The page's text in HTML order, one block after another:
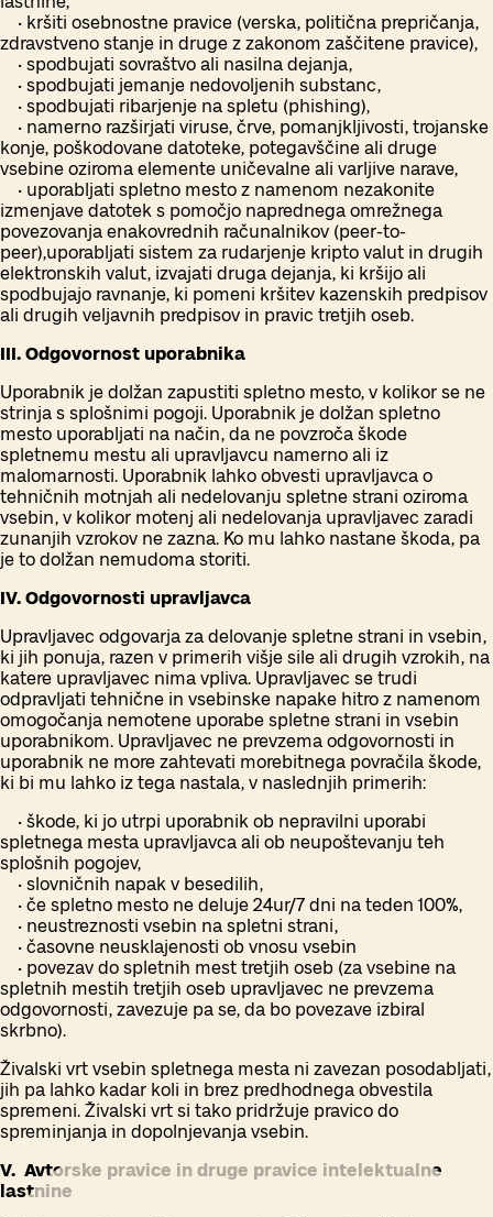
• kršiti osebnostne pravice (verska, politična prepričanja,
zdravstveno stanje in druge z zakonom zaščitene pravice),
• spodbujati sovraštvo ali nasilna dejanja,
• spodbujati jemanje nedovoljenih substanc,
• spodbujati ribarjenje na spletu (phishing),
• namerno razširjati viruse, črve, pomanjkljivosti, trojanske
konje, poškodovane datoteke, potegavščine ali druge
vsebine oziroma elemente uničevalne ali varljive narave,
• uporabljati spletno mesto z namenom nezakonite
izmenjave datotek s pomočjo naprednega omrežnega
povezovanja enakovrednih računalnikov (peer-to-
peer),uporabljati sistem za rudarjenje kripto valut in drugih
elektronskih valut, izvajati druga dejanja, ki kršijo ali
spodbujajo ravnanje, ki pomeni kršitev kazenskih predpisov
ali drugih veljavnih predpisov in pravic tretjih oseb.
III. Odgovornost uporabnika
Uporabnik je dolžan zapustiti spletno mesto, v kolikor se ne
strinja s splošnimi pogoji. Uporabnik je dolžan spletno
mesto uporabljati na način, da ne povzroča škode
spletnemu mestu ali upravljavcu namerno ali iz
malomarnosti. Uporabnik lahko obvesti upravljavca o
tehničnih motnjah ali nedelovanju spletne strani oziroma
vsebin, v kolikor motenj ali nedelovanja upravljavec zaradi
zunanjih vzrokov ne zazna. Ko mu lahko nastane škoda, pa
je to dolžan nemudoma storiti.
IV. Odgovornosti upravljavca
Upravljavec odgovarja za delovanje spletne strani in vsebin,
ki jih ponuja, razen v primerih višje sile ali drugih vzrokih, na
katere upravljavec nima vpliva. Upravljavec se trudi
odpravljati tehnične in vsebinske napake hitro z namenom
omogočanja nemotene uporabe spletne strani in vsebin
uporabnikom. Upravljavec ne prevzema odgovornosti in
uporabnik ne more zahtevati morebitnega povračila škode,
ki bi mu lahko iz tega nastala, v naslednjih primerih:
• škode, ki jo utrpi uporabnik ob nepravilni uporabi
spletnega mesta upravljavca ali ob neupoštevanju teh
splošnih pogojev,
• slovničnih napak v besedilih,
• če spletno mesto ne deluje 24ur/7 dni na teden 100%,
• neustreznosti vsebin na spletni strani,
• časovne neusklajenosti ob vnosu vsebin
• povezav do spletnih mest tretjih oseb (za vsebine na
spletnih mestih tretjih oseb upravljavec ne prevzema
odgovornosti, zavezuje pa se, da bo povezave izbiral
skrbno).
Živalski vrt vsebin spletnega mesta ni zavezan posodabljati,
jih pa lahko kadar koli in brez predhodnega obvestila
spremeni. Živalski vrt si tako pridržuje pravico do
spreminjanja in dopolnjevanja vsebin.
V. Avtorske pravice in druge pravice intelektualne
lastnine